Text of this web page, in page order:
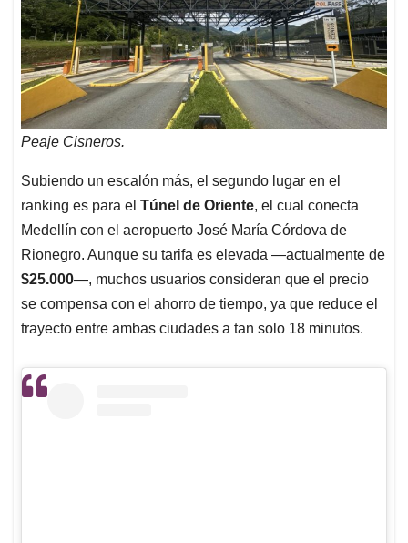
Peaje Cisneros.
Subiendo un escalón más, el segundo lugar en el
ranking es para el Túnel de Oriente, el cual conecta
Medellín con el aeropuerto José María Córdova de
Rionegro. Aunque su tarifa es elevada —actualmente de
$25.000—, muchos usuarios consideran que el precio
se compensa con el ahorro de tiempo, ya que reduce el
trayecto entre ambas ciudades a tan solo 18 minutos.